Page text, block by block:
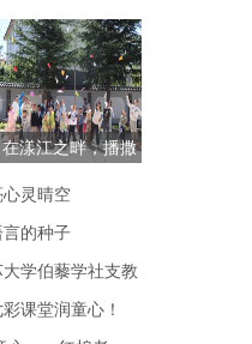
在漾江之畔，播撒
灵晴空
的种子
学伯藜学社支教
课堂润童心！